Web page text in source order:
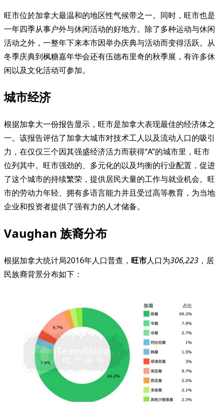
旺市位於加拿大最温和的地区性气候带之一。同时，旺市也是
一年四季从事户外与休闲活动的好地方。除了多种运动与休闲
活动之外，一整年下来本市因举办庆典与活动而变得活跃。从
冬季庆典到枫糖嘉年华会还有伍德布里奇的秋季展，有许多休
闲以及文化活动可参加。
城市经济
根据加拿大一份报告显示，旺市是加拿大表现最佳的经济体之
一。该报告评估了加拿大城市对技术工人以及流动人口的吸引
力，在仅仅三个因其强盛经济活力而获得“A”的城市里，旺市
位列其中。旺市强劲的、多元化的以及均衡的行业配置，促进
了这个城市的持续繁荣，提供居民大量的工作与就业机会。旺
市的劳动力年轻、拥有多语言能力并且受过高等教育，为当地
企业和投资者提供了强有力的人才储备。
Vaughan 族裔分布
根据加拿大统计局2016年人口普查， 旺市人口为306,223 ，居
民族裔背景分布如下：